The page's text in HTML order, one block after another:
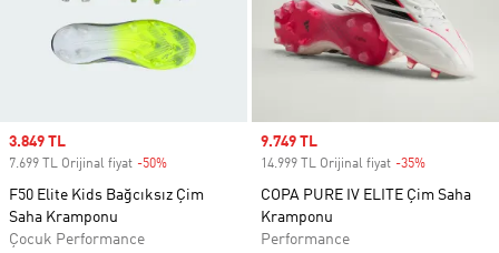
Sale price
3.849 TL
7.699 TL Orijinal fiyat -50%
F50 Elite Kids Bağcıksız Çim
Saha Kramponu
Çocuk Performance
Sale price
9.749 TL
14.999 TL Orijinal fiyat -35%
COPA PURE IV ELITE Çim Saha
Kramponu
Performance